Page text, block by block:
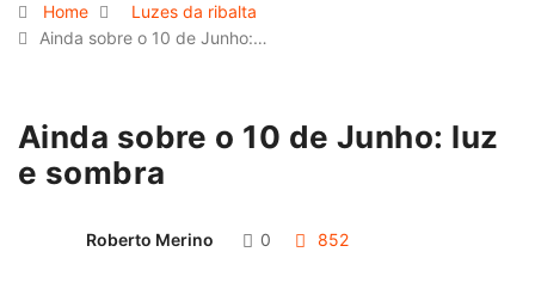
Home
Luzes da ribalta
Ainda sobre o 10 de Junho:…
Ainda sobre o 10 de Junho: luz
e sombra
Roberto Merino 0 852